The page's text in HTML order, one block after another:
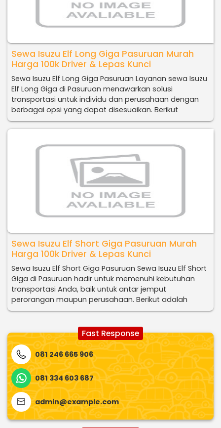
Sewa Isuzu Elf Long Giga Pasuruan Murah
Harga 100k Driver & Lepas Kunci
Sewa Isuzu Elf Long Giga Pasuruan Layanan sewa Isuzu
Elf Long Giga di Pasuruan menawarkan solusi
transportasi untuk individu dan perusahaan dengan
berbagai opsi yang dapat disesuaikan. Berikut
Sewa Isuzu Elf Short Giga Pasuruan Murah
Harga 100k Driver & Lepas Kunci
Sewa Isuzu Elf Short Giga Pasuruan Sewa Isuzu Elf Short
Giga di Pasuruan hadir untuk memenuhi kebutuhan
transportasi Anda, baik untuk antar jemput
perorangan maupun perusahaan. Berikut adalah
Fast Response
081 246 665 906
081 334 603 687
admin@example.com